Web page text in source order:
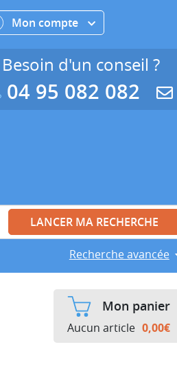
Recherche avancée
Mon compte
Besoin d'un conseil ?
04 95 082 082
Mon panier
Aucun article 0,00€